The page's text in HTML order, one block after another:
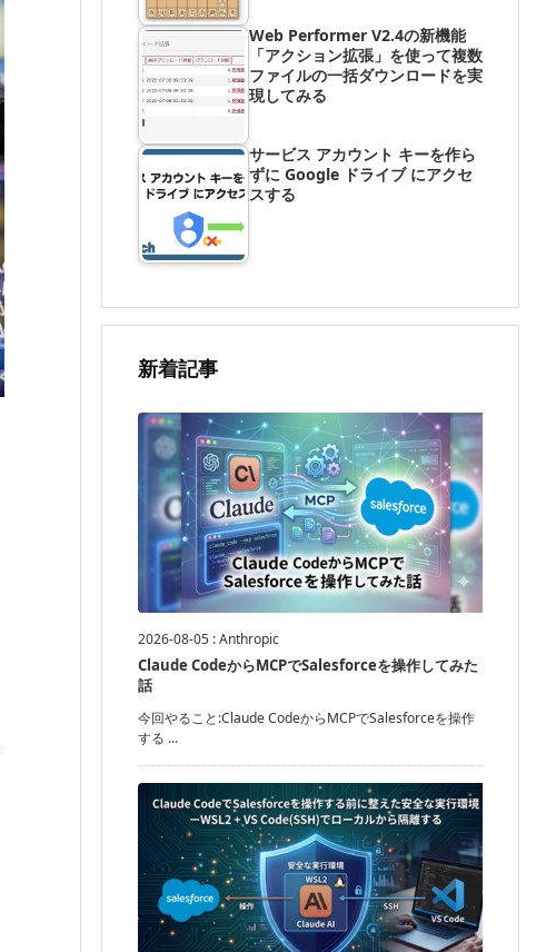
Web Performer V2.4の新機能
「アクション拡張」を使って複数
ファイルの一括ダウンロードを実
現してみる
サービス アカウント キーを作ら
ずに Google ドライブ にアクセ
スする
新着記事
2026-08-05 :Anthropic
Claude CodeからMCPでSalesforceを操作してみた
話
今回やること:Claude CodeからMCPでSalesforceを操作
する ...